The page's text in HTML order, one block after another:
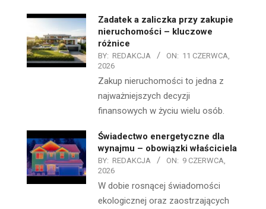
Zadatek a zaliczka przy zakupie
nieruchomości – kluczowe
różnice
BY: REDAKCJA ON: 11 CZERWCA,
2026
Zakup nieruchomości to jedna z
najważniejszych decyzji
finansowych w życiu wielu osób.
Świadectwo energetyczne dla
wynajmu – obowiązki właściciela
BY: REDAKCJA ON: 9 CZERWCA,
2026
W dobie rosnącej świadomości
ekologicznej oraz zaostrzających